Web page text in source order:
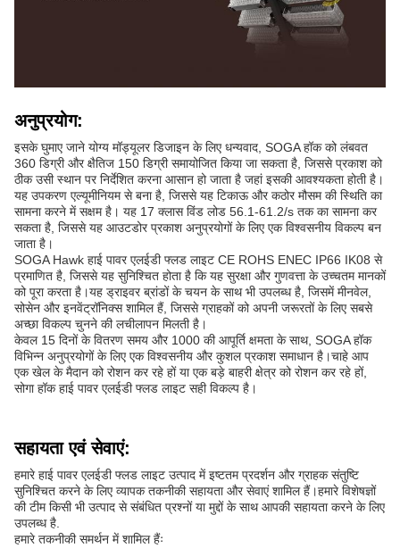
अनुप्रयोग:
इसके घुमाए जाने योग्य मॉड्यूलर डिजाइन के लिए धन्यवाद, SOGA हॉक को लंबवत
360 डिग्री और क्षैतिज 150 डिग्री समायोजित किया जा सकता है, जिससे प्रकाश को
ठीक उसी स्थान पर निर्देशित करना आसान हो जाता है जहां इसकी आवश्यकता होती है।
यह उपकरण एल्यूमीनियम से बना है, जिससे यह टिकाऊ और कठोर मौसम की स्थिति का
सामना करने में सक्षम है। यह 17 क्लास विंड लोड 56.1-61.2/s तक का सामना कर
सकता है, जिससे यह आउटडोर प्रकाश अनुप्रयोगों के लिए एक विश्वसनीय विकल्प बन
जाता है।
SOGA Hawk हाई पावर एलईडी फ्लड लाइट CE ROHS ENEC IP66 IK08 से
प्रमाणित है, जिससे यह सुनिश्चित होता है कि यह सुरक्षा और गुणवत्ता के उच्चतम मानकों
को पूरा करता है।यह ड्राइवर ब्रांडों के चयन के साथ भी उपलब्ध है, जिसमें मीनवेल,
सोसेन और इनवेंट्रॉनिक्स शामिल हैं, जिससे ग्राहकों को अपनी जरूरतों के लिए सबसे
अच्छा विकल्प चुनने की लचीलापन मिलती है।
केवल 15 दिनों के वितरण समय और 1000 की आपूर्ति क्षमता के साथ, SOGA हॉक
विभिन्न अनुप्रयोगों के लिए एक विश्वसनीय और कुशल प्रकाश समाधान है।चाहे आप
एक खेल के मैदान को रोशन कर रहे हों या एक बड़े बाहरी क्षेत्र को रोशन कर रहे हों,
सोगा हॉक हाई पावर एलईडी फ्लड लाइट सही विकल्प है।
सहायता एवं सेवाएं:
हमारे हाई पावर एलईडी फ्लड लाइट उत्पाद में इष्टतम प्रदर्शन और ग्राहक संतुष्टि
सुनिश्चित करने के लिए व्यापक तकनीकी सहायता और सेवाएं शामिल हैं।हमारे विशेषज्ञों
की टीम किसी भी उत्पाद से संबंधित प्रश्नों या मुद्दों के साथ आपकी सहायता करने के लिए
उपलब्ध है.
हमारे तकनीकी समर्थन में शामिल हैंः